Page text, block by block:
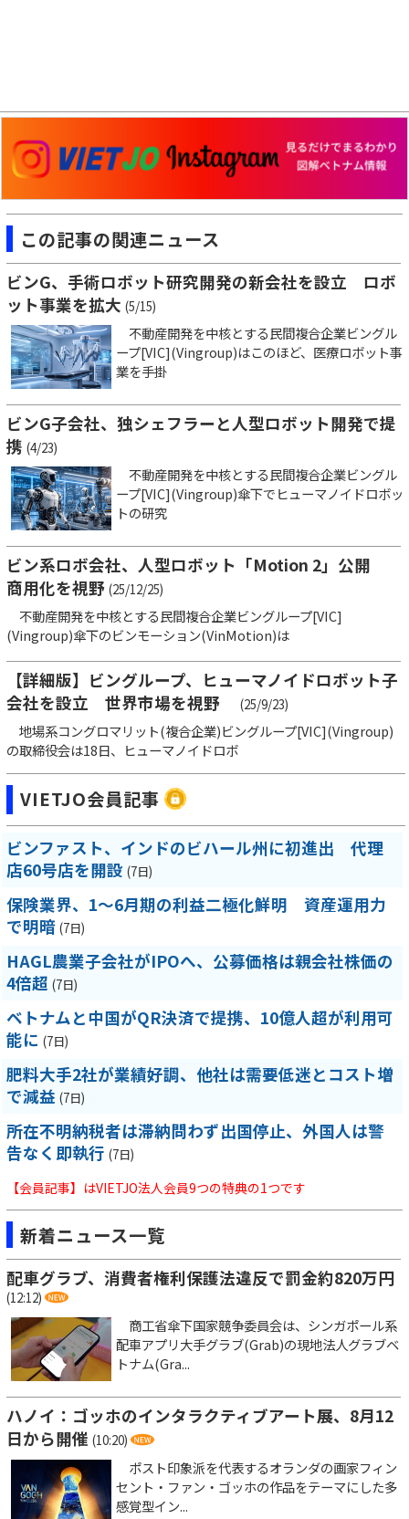
この記事の関連ニュース
ビンG、手術ロボット研究開発の新会社を設立 ロボ
ット事業を拡大 (5/15)
不動産開発を中核とする民間複合企業ビングル
ープ[VIC](Vingroup)はこのほど、医療ロボット事
業を手掛
ビンG子会社、独シェフラーと人型ロボット開発で提
携 (4/23)
不動産開発を中核とする民間複合企業ビングル
ープ[VIC](Vingroup)傘下でヒューマノイドロボッ
トの研究
ビン系ロボ会社、人型ロボット「Motion 2」公開
商用化を視野 (25/12/25)
不動産開発を中核とする民間複合企業ビングループ[VIC]
(Vingroup)傘下のビンモーション(VinMotion)は
【詳細版】ビングループ、ヒューマノイドロボット子
会社を設立 世界市場を視野
(25/9/23)
地場系コングロマリット(複合企業)ビングループ[VIC](Vingroup)
の取締役会は18日、ヒューマノイドロボ
VIETJO会員記事
ビンファスト、インドのビハール州に初進出 代理
店60号店を開設 (7日)
保険業界、1～6月期の利益二極化鮮明 資産運用力
で明暗 (7日)
HAGL農業子会社がIPOへ、公募価格は親会社株価の
4倍超 (7日)
ベトナムと中国がQR決済で提携、10億人超が利用可
能に (7日)
肥料大手2社が業績好調、他社は需要低迷とコスト増
で減益 (7日)
所在不明納税者は滞納問わず出国停止、外国人は警
告なく即執行 (7日)
【会員記事】はVIETJO法人会員9つの特典の1つです
新着ニュース一覧
配車グラブ、消費者権利保護法違反で罰金約820万円
(12:12)
商工省傘下国家競争委員会は、シンガポール系
配車アプリ大手グラブ(Grab)の現地法人グラブベ
トナム(Gra...
ハノイ：ゴッホのインタラクティブアート展、8月12
日から開催 (10:20)
ポスト印象派を代表するオランダの画家フィン
セント・ファン・ゴッホの作品をテーマにした多
感覚型イン...